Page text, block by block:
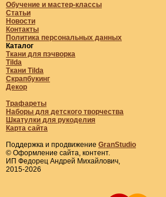
Обучение и мастер-классы
Статьи
Новости
Контакты
Политика персональных данных
Каталог
Ткани для пэчворка
Tilda
Ткани Tilda
Скрапбукинг
Декор
Трафареты
Наборы для детского творчества
Шкатулки для рукоделия
Карта сайта
Поддержка и продвижение GranStudio
© Оформление сайта, контент.
ИП Федорец Андрей Михайлович,
2015-2026